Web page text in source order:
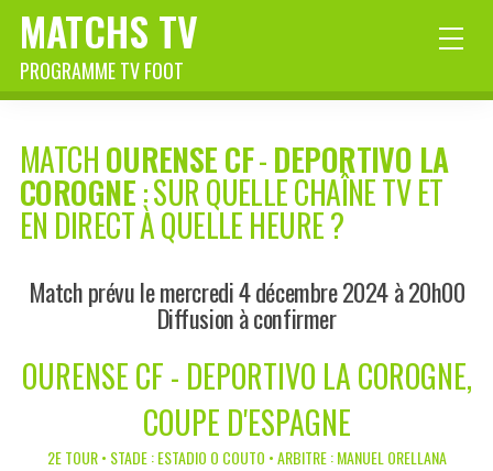
MATCHS TV
PROGRAMME TV FOOT
MATCHOURENSE CF-DEPORTIVO LA
COROGNE: SUR QUELLE CHAÎNE TV ET
EN DIRECT À QUELLE HEURE ?
Match prévu le mercredi 4 décembre 2024 à 20h00
Diffusion à confirmer
OURENSE CF - DEPORTIVO LA COROGNE,
COUPE D'ESPAGNE
2E TOUR • STADE : ESTADIO O COUTO • ARBITRE : MANUEL ORELLANA